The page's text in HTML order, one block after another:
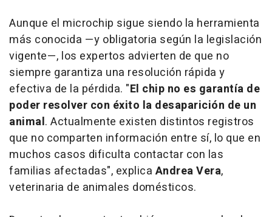
Aunque el microchip sigue siendo la herramienta
más conocida —y obligatoria según la legislación
vigente—, los expertos advierten de que no
siempre garantiza una resolución rápida y
efectiva de la pérdida. "El chip no es garantía de
poder resolver con éxito la desaparición de un
animal. Actualmente existen distintos registros
que no comparten información entre sí, lo que en
muchos casos dificulta contactar con las
familias afectadas", explica Andrea Vera,
veterinaria de animales domésticos.